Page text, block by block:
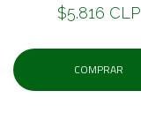
$5.816 CLP
COMPRAR